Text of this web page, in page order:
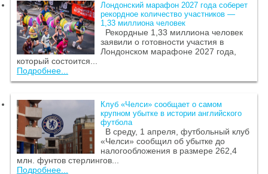
Лондонский марафон 2027 года соберет
рекордное количество участников —
1,33 миллиона человек
Рекордные 1,33 миллиона человек
заявили о готовности участия в
Лондонском марафоне 2027 года,
который состоится...
Подробнее...
Клуб «Челси» сообщает о самом
крупном убытке в истории английского
футбола
В среду, 1 апреля, футбольный клуб
«Челси» сообщил об убытке до
налогообложения в размере 262,4
млн. фунтов стерлингов...
Подробнее...